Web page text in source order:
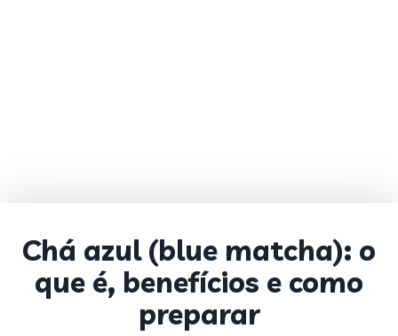
Chá azul (blue matcha): o
que é, benefícios e como
preparar